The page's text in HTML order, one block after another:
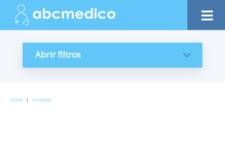
Abrir filtros
Inicio | Vinalesa